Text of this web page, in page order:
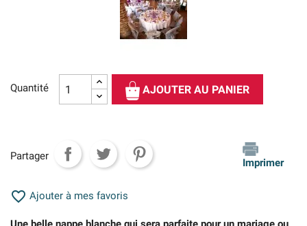
Quantité AJOUTER AU PANIER
Partager
Imprimer
 Ajouter à mes favoris